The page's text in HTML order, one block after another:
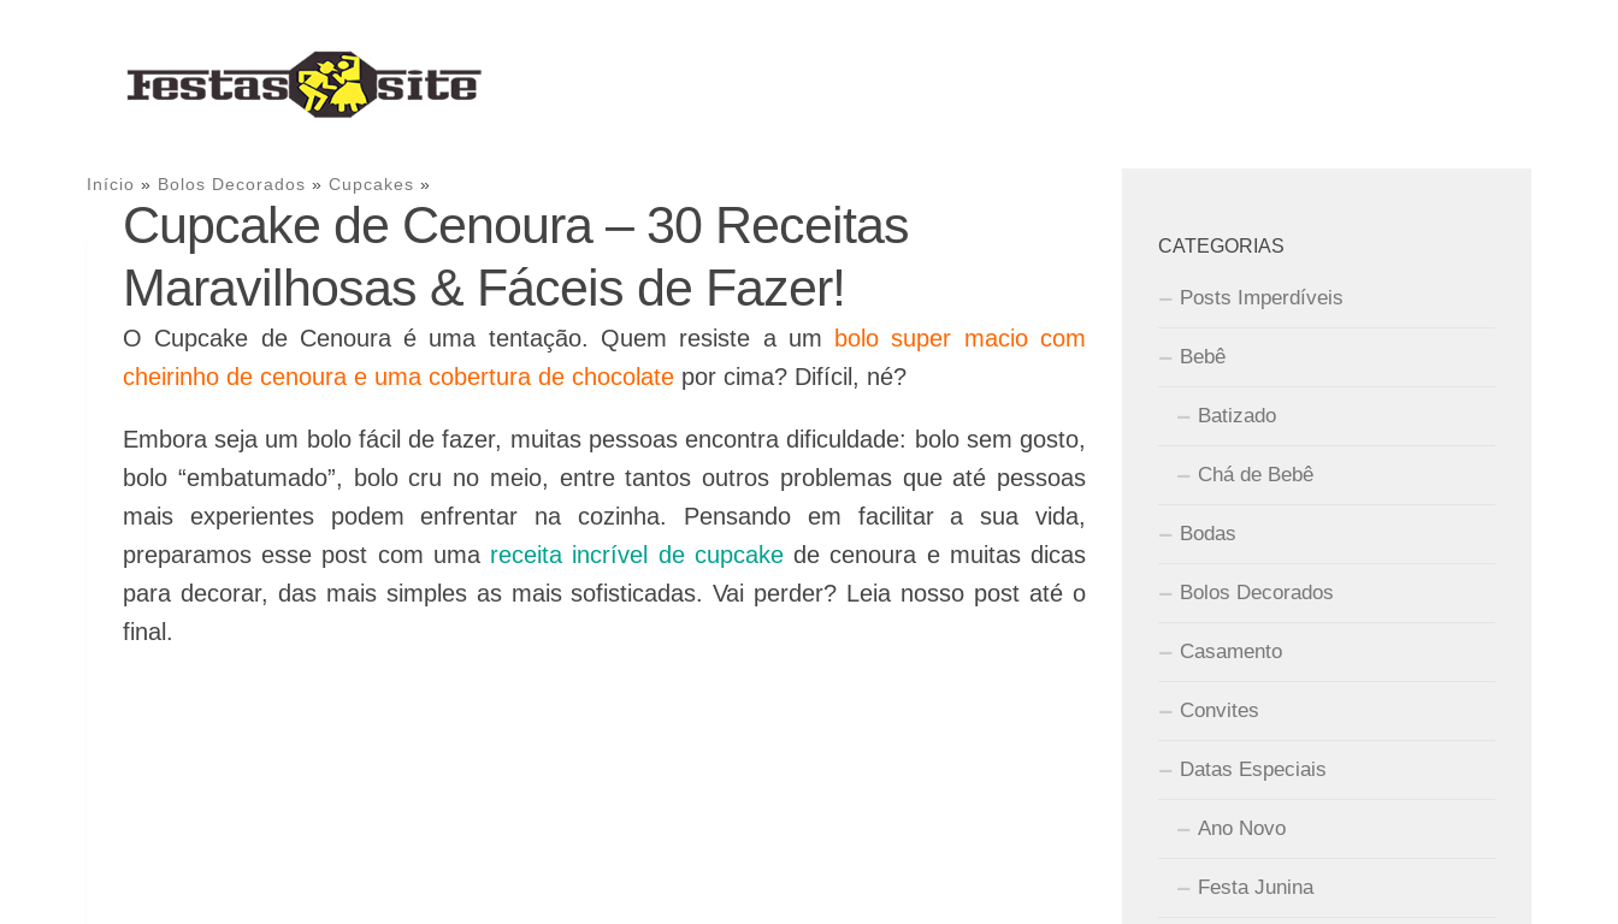
Início » Bolos Decorados » Cupcakes »
Cupcake de Cenoura – 30 Receitas
Maravilhosas & Fáceis de Fazer!
O Cupcake de Cenoura é uma tentação. Quem resiste a um
bolo super macio com
cheirinho de cenoura e uma cobertura de chocolate por cima? Difícil, né?
Embora seja um bolo fácil de fazer, muitas pessoas encontra dificuldade: bolo sem gosto,
bolo “embatumado”, bolo cru no meio, entre tantos outros problemas que até pessoas
mais experientes podem enfrentar na cozinha. Pensando em facilitar a sua vida,
preparamos esse post com uma receita incrível de cupcakede cenoura e muitas dicas
para decorar, das mais simples as mais sofisticadas. Vai perder? Leia nosso post até o
final.
CATEGORIAS
Posts Imperdíveis
Bebê
Batizado
Chá de Bebê
Bodas
Bolos Decorados
Casamento
Convites
Datas Especiais
Ano Novo
Festa Junina